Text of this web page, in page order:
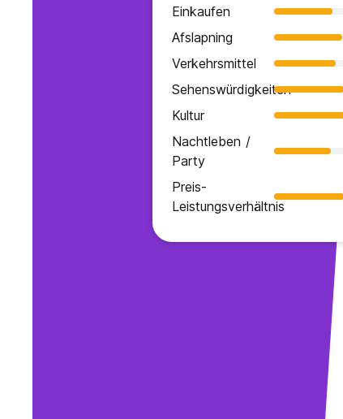
Einkaufen
Afslapning
Verkehrsmittel
Sehenswürdigkeiten
Kultur
Nachtleben /
Party
Preis-
Leistungsverhältnis